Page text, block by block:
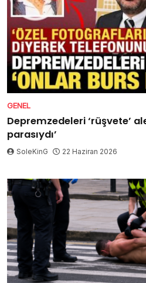
GENEL
Depremzedeleri ‘rüşvete’
parasıydı’
SoleKinG 22 Haziran 2026